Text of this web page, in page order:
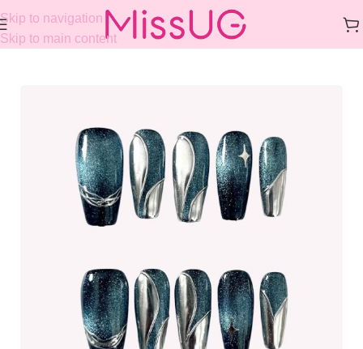
Skip to navigation
Skip to main content
Home COLLECTIONS GOTHIC